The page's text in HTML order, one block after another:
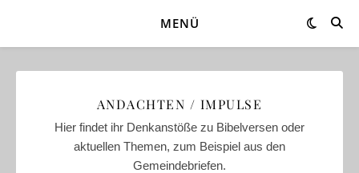
MENÜ
ANDACHTEN / IMPULSE
Hier findet ihr Denkanstöße zu Bibelversen oder
aktuellen Themen, zum Beispiel aus den
Gemeindebriefen.